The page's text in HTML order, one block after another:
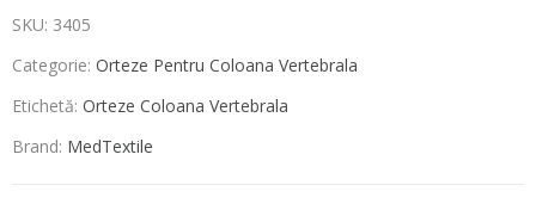
SKU: 3405
Categorie: Orteze Pentru Coloana Vertebrala
Etichetă: Orteze Coloana Vertebrala
Brand: MedTextile